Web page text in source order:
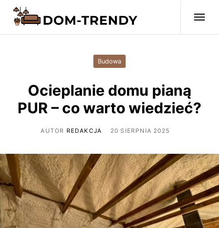
Budowa
Ocieplanie domu pianą
PUR – co warto wiedzieć?
AUTOR REDAKCJA 20 SIERPNIA 2025